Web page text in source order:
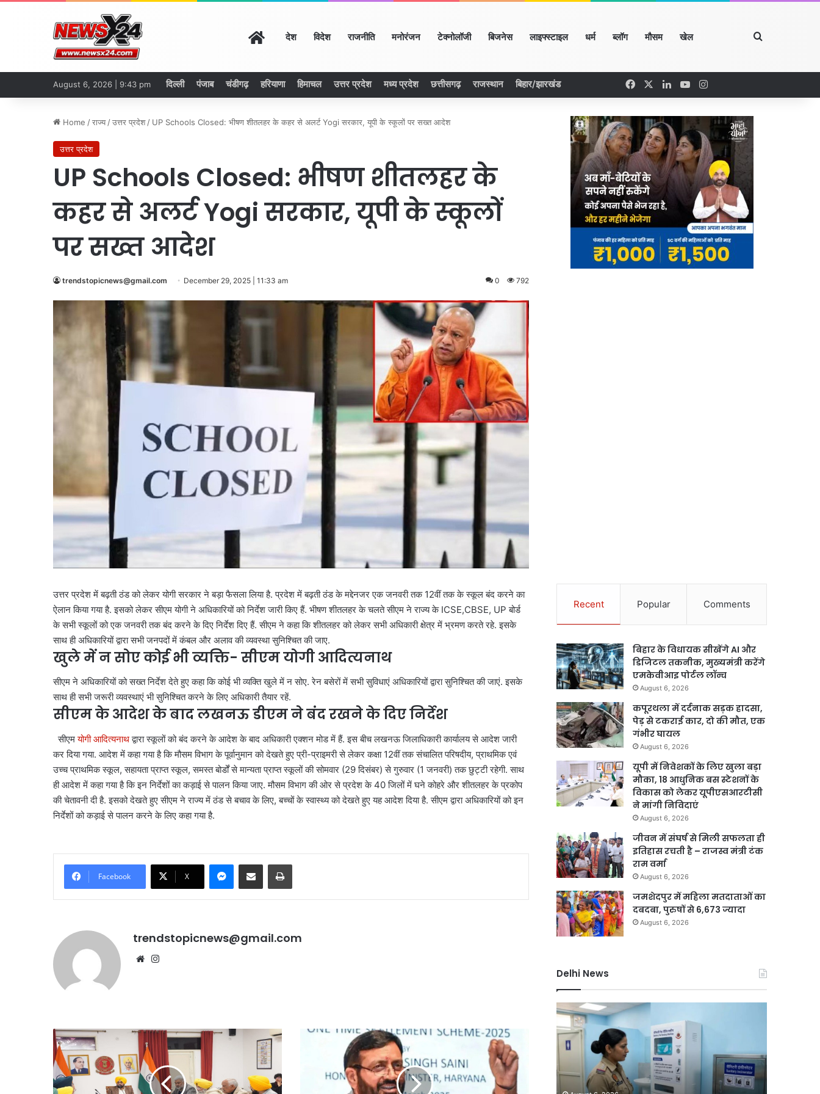
Homeदेश विदेश राजनीति मनोरंजन टेक्नोलॉजी बिजनेस लाइफ्स्टाइल धर्म ब्लॉग मौसम खेल Search for
August 6, 2026 | 9:43 pm दिल्ली पंजाब चंडीगढ़ हरियाणा हिमाचल उत्तर प्रदेश मध्य प्रदेश छत्तीसगढ़ राजस्थान बिहार/झारखंड FacebookLinkedIn
YouTubeInstagram
Home /राज्य /उत्तर प्रदेश / UP Schools Closed: भीषण शीतलहर के कहर से अलर्ट Yogi सरकार, यूपी के स्कूलों पर सख्त आदेश
उत्तर प्रदेश
UP Schools Closed: भीषण शीतलहर के
कहर से अलर्ट Yogi सरकार, यूपी के स्कूलों
पर सख्त आदेश
trendstopicnews@gmail.com December 29, 2025 | 11:33 am 0 792
उत्तर प्रदेश में बढ़ती ठंड को लेकर योगी सरकार ने बड़ा फैसला लिया है. प्रदेश में बढ़ती ठंड के मद्देनजर एक जनवरी तक 12वीं तक के स्कूल बंद करने का
ऐलान किया गया है. इसको लेकर सीएम योगी ने अधिकारियों को निर्देश जारी किए हैं. भीषण शीतलहर के चलते सीएम ने राज्य के ICSE,CBSE, UP बोर्ड
के सभी स्कूलों को एक जनवरी तक बंद करने के दिए निर्देश दिए हैं. सीएम ने कहा कि शीतलहर को लेकर सभी अधिकारी क्षेत्र में भ्रमण करते रहे. इसके
साथ ही अधिकारियों द्वारा सभी जनपदों में कंबल और अलाव की व्यवस्था सुनिश्चित की जाए.
खुले में न सोए कोई भी व्यक्ति- सीएम योगी आदित्यनाथ
सीएम ने अधिकारियों को सख्त निर्देश देते हुए कहा कि कोई भी व्यक्ति खुले में न सोए. रेन बसेरों में सभी सुविधाएं अधिकारियों द्वारा सुनिश्चित की जाएं. इसके
साथ ही सभी जरूरी व्यवस्थाएं भी सुनिश्चित करने के लिए अधिकारी तैयार रहें.
सीएम के आदेश के बाद लखनऊ डीएम ने बंद रखने के दिए निर्देश
सीएमयोगी आदित्यनाथद्वारा स्कूलों को बंद करने के आदेश के बाद अधिकारी एक्शन मोड में हैं. इस बीच लखनऊ जिलाधिकारी कार्यालय से आदेश जारी
कर दिया गया. आदेश में कहा गया है कि मौसम विभाग के पूर्वानुमान को देखते हुए प्री-प्राइमरी से लेकर कक्षा 12वीं तक संचालित परिषदीय, प्राथमिक एवं
उच्च प्राथमिक स्कूल, सहायता प्राप्त स्कूल, समस्त बोर्डों से मान्यता प्राप्त स्कूलों की सोमवार (29 दिसंबर) से गुरुवार (1 जनवरी) तक छुट्टी रहेगी. साथ
ही आदेश में कहा गया है कि इन निर्देशों का कड़ाई से पालन किया जाए. मौसम विभाग की ओर से प्रदेश के 40 जिलों में घने कोहरे और शीतलहर के प्रकोप
की चेतावनी दी है. इसको देखते हुए सीएम ने राज्य में ठंड से बचाव के लिए, बच्चों के स्वास्थ्य को देखते हुए यह आदेश दिया है. सीएम द्वारा अधिकारियों को इन
निर्देशों को कड़ाई से पालन करने के लिए कहा गया है.
Facebook X
Messenger
Share via Email Print
trendstopicnews@gmail.com
Website
होशियारपुर
में
नई
सब
तहसील
हरियाणा
Recent Popular Comments
बिहार के विधायक सीखेंगे AI और
डिजिटल तकनीक, मुख्यमंत्री करेंगे
एमकेवीआइ पोर्टल लॉन्च
August 6, 2026
कपूरथला में दर्दनाक सड़क हादसा,
पेड़ से टकराई कार, दो की मौत, एक
गंभीर घायल
August 6, 2026
यूपी में निवेशकों के लिए खुला बड़ा
मौका, 18 आधुनिक बस स्टेशनों के
विकास को लेकर यूपीएसआरटीसी
ने मांगी निविदाएं
August 6, 2026
जीवन में संघर्ष से मिली सफलता ही
इतिहास रचती है – राजस्व मंत्री टंक
राम वर्मा
August 6, 2026
जमशेदपुर में महिला मतदाताओं का
दबदबा, पुरुषों से 6,673 ज्यादा
August 6, 2026
Delhi News
पुरानी
डीजल
कार
को
PUC
कोर्ट
ने
थानों
में
महिला
दिल्ली
को
हरा-
बनाने
August 6, 2026
से